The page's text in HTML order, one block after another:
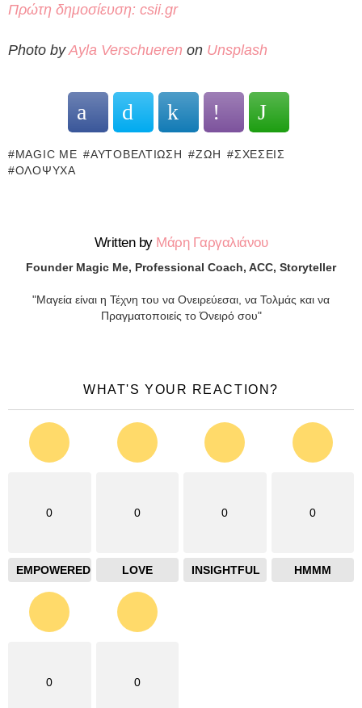
Πρώτη δημοσίευση: csii.gr
Photo byAyla Verschueren on Unsplash
MAGIC ME ΑΥΤΟΒΕΛΤΊΩΣΗ ΖΩΉ
ΣΧΈΣΕΙΣ
ΟΛΌΨΥΧΑ
Written by Μάρη Γαργαλιάνου
Founder Magic Me, Professional Coach, ACC, Storyteller
"Μαγεία είναι η Τέχνη του να Ονειρεύεσαι, να Τολμάς και να
Πραγματοποιείς το Όνειρό σου"
WHAT'S YOUR REACTION?
0
EMPOWERED
0
LOVE
0
INSIGHTFUL
0
HMMM
0 0